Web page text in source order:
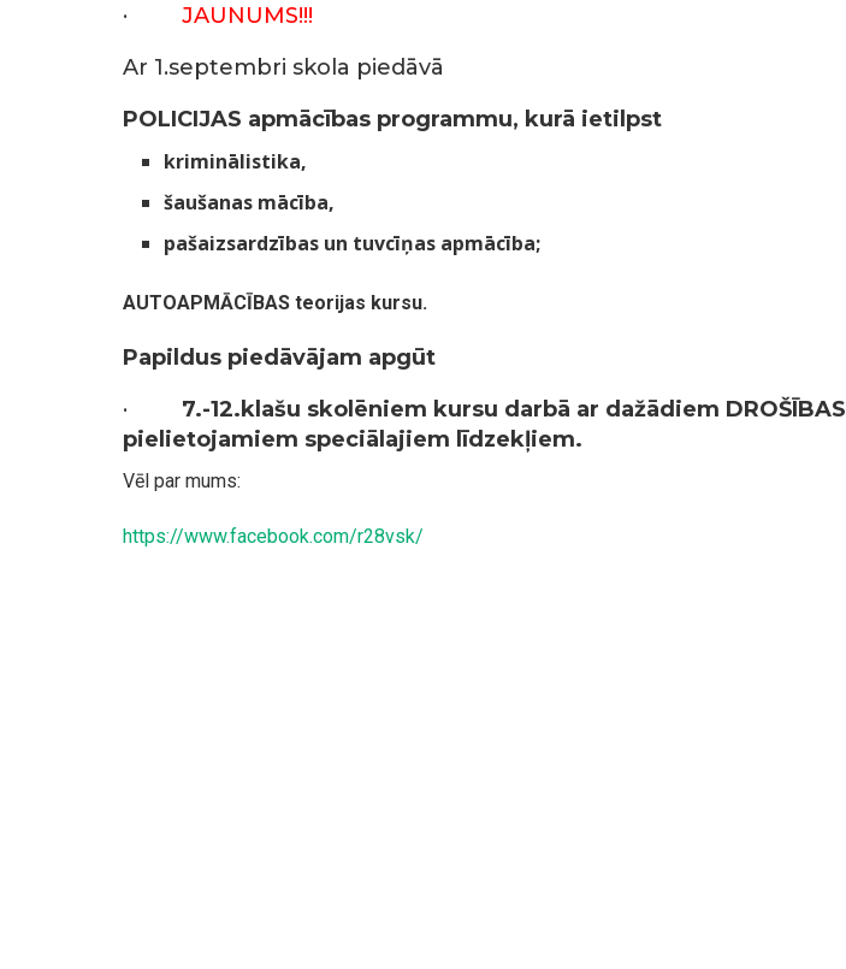
·
JAUNUMS!!!
Ar 1.septembri skola piedāvā
POLICIJAS apmācības programmu, kurā ietilpst
kriminālistika,
šaušanas mācība,
pašaizsardzības un tuvcīņas apmācība;
AUTOAPMĀCĪBAS teorijas kursu.
Papildus piedāvājam apgūt
· 7.-12.klašu skolēniem kursu darbā ar dažādiem DROŠĪBAS
pielietojamiem speciālajiem līdzekļiem.
Vēl par mums:
https://www.facebook.com/r28vsk/